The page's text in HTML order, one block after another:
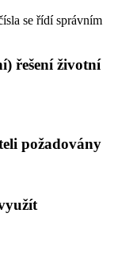
se řídí správním
řešení životní
požadovány